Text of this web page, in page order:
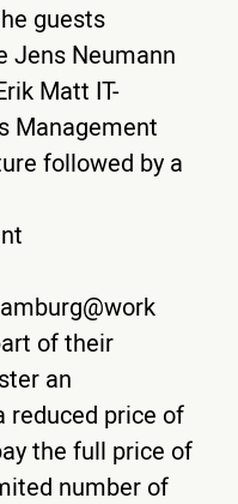
guests
Jens Neumann
Matt IT-
Management
followed by a
of their
an
reduced price of
the full price of
number of